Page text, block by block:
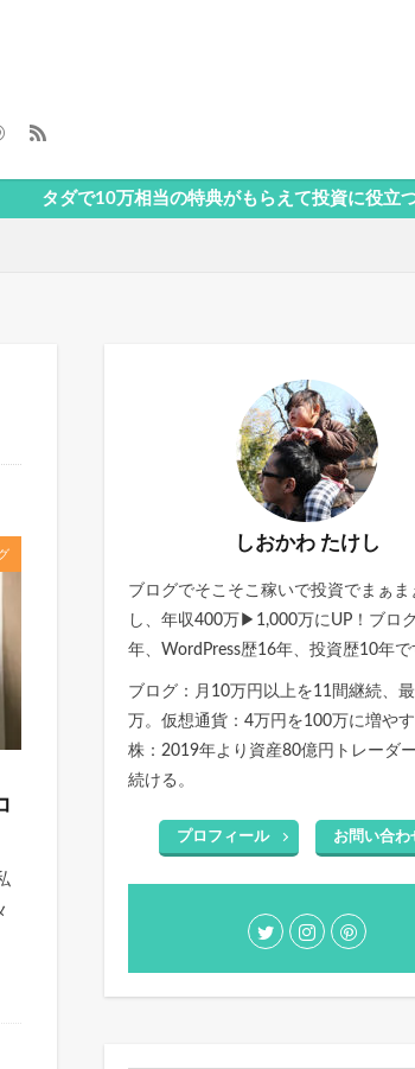
万相当の特典がもらえて投資に役立つサービス
しおかわ たけし
ブログでそこそこ稼いで投資でまぁま
し、年収400万▶1,000万にUP！ブロ
年、WordPress歴16年、投資歴10年で
ブログ：月10万円以上を11間継続、
万。仮想通貨：4万円を100万に増やす
株：2019年より資産80億円トレーダ
続ける。
プロフィール お問い合わ